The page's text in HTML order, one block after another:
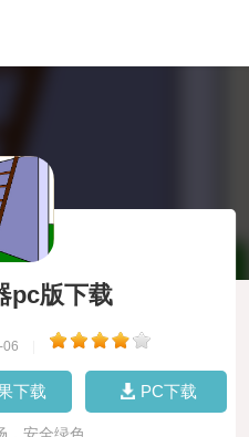
pc版下载
06
下载 PC下载
，安全绿色